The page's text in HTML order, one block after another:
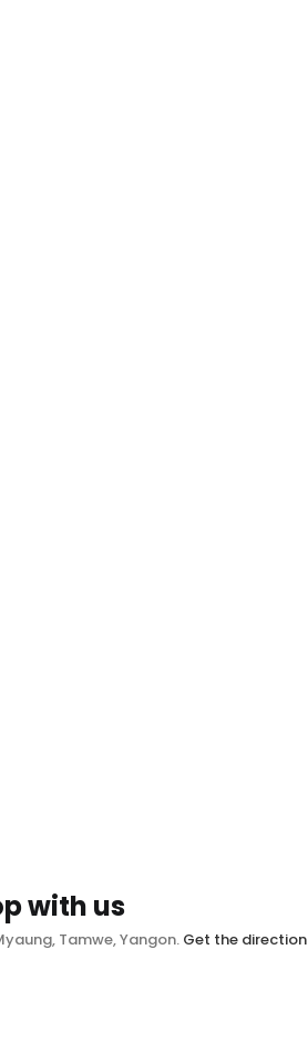
with us
Tamwe, Yangon. Get the direction